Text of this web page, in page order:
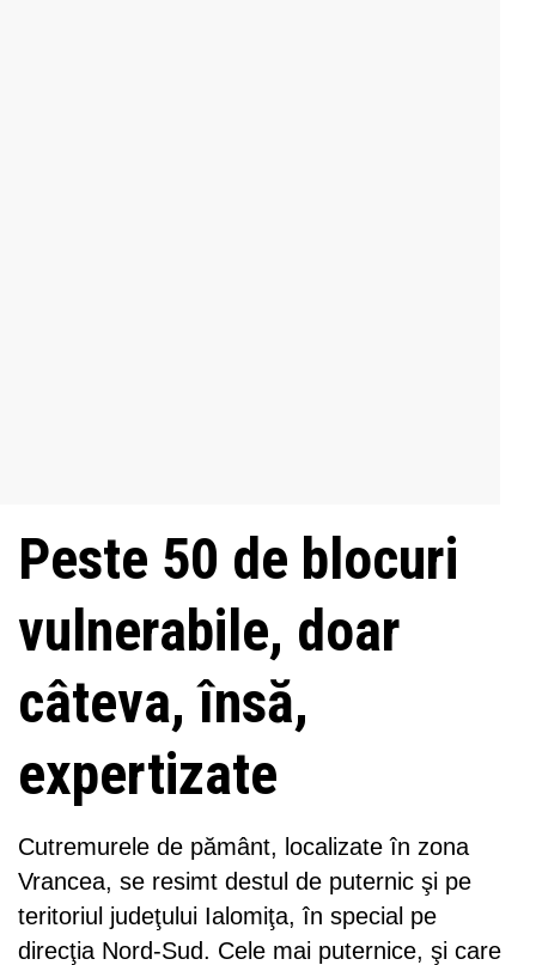
Peste 50 de blocuri
vulnerabile, doar
câteva, însă,
expertizate
Cutremurele de pământ, localizate în zona
Vrancea, se resimt destul de puternic şi pe
teritoriul judeţului Ialomiţa, în special pe
direcţia Nord-Sud. Cele mai puternice, şi care